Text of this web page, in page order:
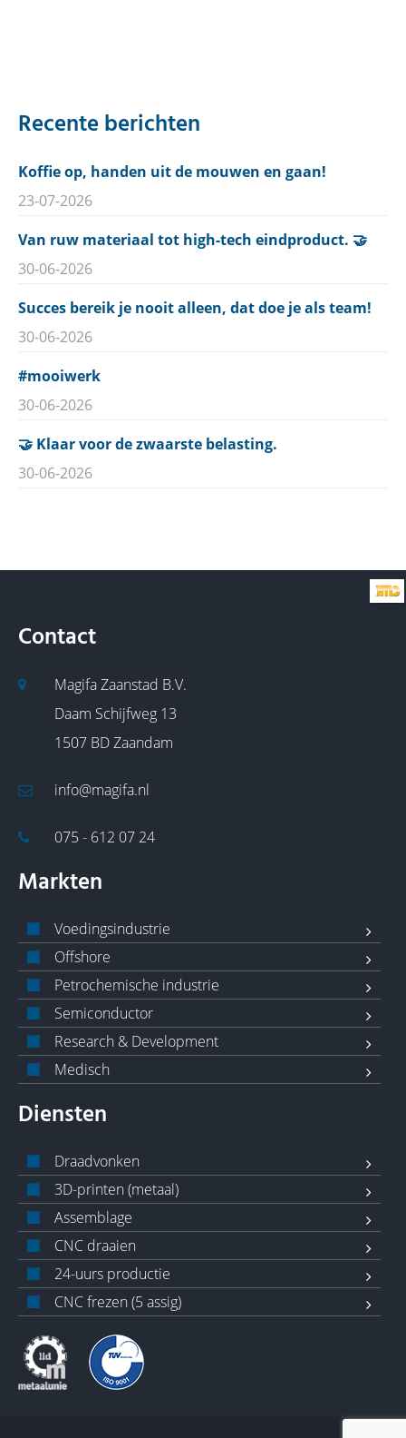
Recente berichten
Koffie op, handen uit de mouwen en gaan!
23-07-2026
Van ruw materiaal tot high-tech eindproduct. 🤝
30-06-2026
Succes bereik je nooit alleen, dat doe je als team!
30-06-2026
#mooiwerk
30-06-2026
🤝 Klaar voor de zwaarste belasting.
30-06-2026
Contact
Magifa Zaanstad B.V.
Daam Schijfweg 13
1507 BD Zaandam
info@magifa.nl
075 - 612 07 24
Markten
Voedingsindustrie
Offshore
Petrochemische industrie
Semiconductor
Research & Development
Medisch
Diensten
Draadvonken
3D-printen (metaal)
Assemblage
CNC draaien
24-uurs productie
CNC frezen (5 assig)